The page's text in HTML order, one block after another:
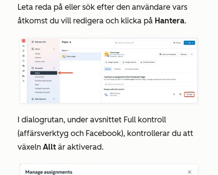
Leta reda på eller sök efter den användare vars
åtkomst du vill redigera och klicka på Hantera.
I dialogrutan, under avsnittet Full kontroll
(affärsverktyg och Facebook), kontrollerar du att
växeln Allt är aktiverad.